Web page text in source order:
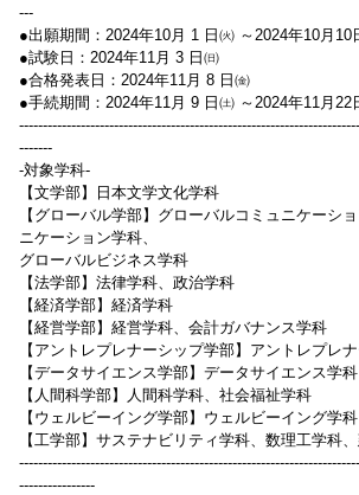
---
●出願期間：2024年10月 1 日㈫ ～2024年10月
●試験日：2024年11月 3 日㈰
●合格発表日：2024年11月 8 日㈮
●手続期間：2024年11月 9 日㈯ ～2024年11月
-------
-対象学科-
【文学部】日本文学文化学科
【グローバル学部】グローバルコミュニケーシ
ニケーション学科、
グローバルビジネス学科
【法学部】法律学科、政治学科
【経済学部】経済学科
【経営学部】経営学科、会計ガバナンス学科
【アントレプレナーシップ学部】アントレプレ
【データサイエンス学部】データサイエンス学科
【人間科学部】人間科学科、社会福祉学科
【ウェルビーイング学部】ウェルビーイング学科
【工学部】サステナビリティ学科、数理工学科
----------------